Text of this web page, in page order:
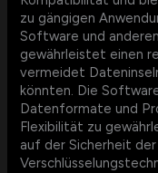
zu gängigen
Software und
gewährleistet einen
vermeidet
könnten. Die
Datenformate und
Flexibilität zu
auf der Sicherheit